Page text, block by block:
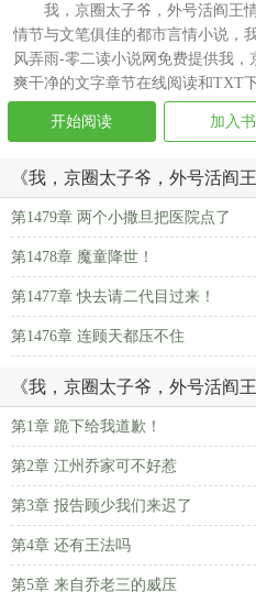
我，京圈太子爷，外号活阎王
情节与文笔俱佳的都市言情小说，
风弄雨-零二读小说网免费提供我
爽干净的文字章节在线阅读和TXT下
开始阅读 加入
《我，京圈太子爷，外号活阎
第1479章 两个小撒旦把医院点了
第1478章 魔童降世！
第1477章 快去请二代目过来！
第1476章 连顾天都压不住
《我，京圈太子爷，外号活阎
第1章 跪下给我道歉！
第2章 江州乔家可不好惹
第3章 报告顾少我们来迟了
第4章 还有王法吗
第5章 来自乔老三的威压